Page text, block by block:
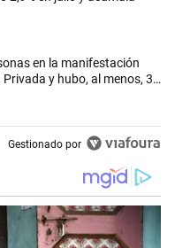
policía arrestó a 12
en la manifestación
y hubo, al menos, 3
Gestionado por